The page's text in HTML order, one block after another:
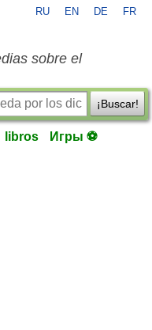
RU EN DE FR
sobre el
¡Buscar!
libros Игры ⚽